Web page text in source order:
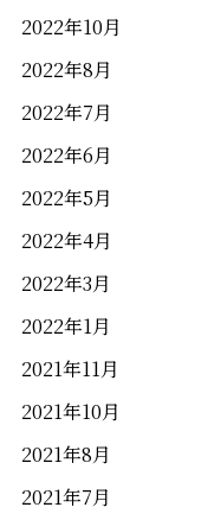
2022年10月
2022年8月
2022年7月
2022年6月
2022年5月
2022年4月
2022年3月
2022年1月
2021年11月
2021年10月
2021年8月
2021年7月